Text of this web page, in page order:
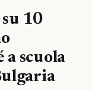
10
scuola